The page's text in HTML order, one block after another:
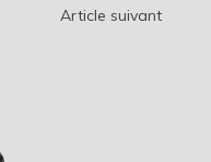
Article suivant